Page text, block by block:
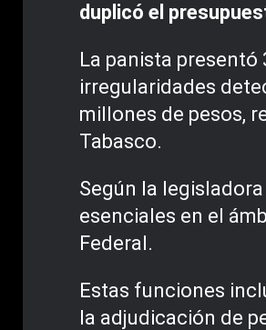
duplicó el
La panista presentó
irregularidades
millones de pesos,
Tabasco.
Según la
esenciales en el
Federal.
Estas funciones
la adjudicación de